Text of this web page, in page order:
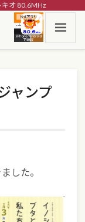
オ 80.6MHz
ャンプ
した。